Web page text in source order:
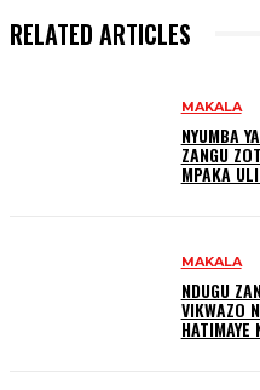
RELATED ARTICLES
MAKALA
NYUMBA
ZANGU
MPAKA
MAKALA
NDUGU
VIKWAZO
HATIMAYE